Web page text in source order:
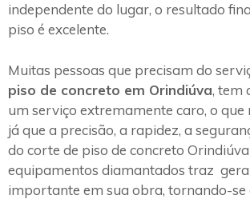
independente do lugar, o resultado
piso é excelente.
Muitas pessoas que precisam do
piso de concreto em Orindiúva, tem
um serviço extremamente caro, o que
já que a precisão, a rapidez, a
do corte de piso de concreto
equipamentos diamantados traz
importante em sua obra, tornando-se